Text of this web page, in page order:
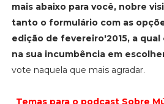
mais abaixo para você, nobre
tanto o formulário com as
edição de fevereiro'2015, a qual
na sua incumbência em
vote naquela que mais agradar.
Temas para o podcast Sobre